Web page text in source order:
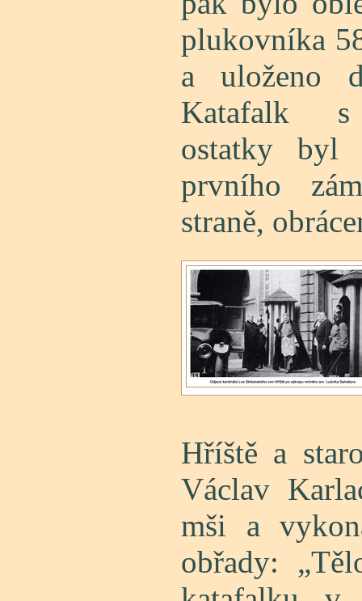
plukovníka
a uloženo
Katafalk s
ostatky byl
prvního
straně,
Hříště a
Václav
mši a
obřady: